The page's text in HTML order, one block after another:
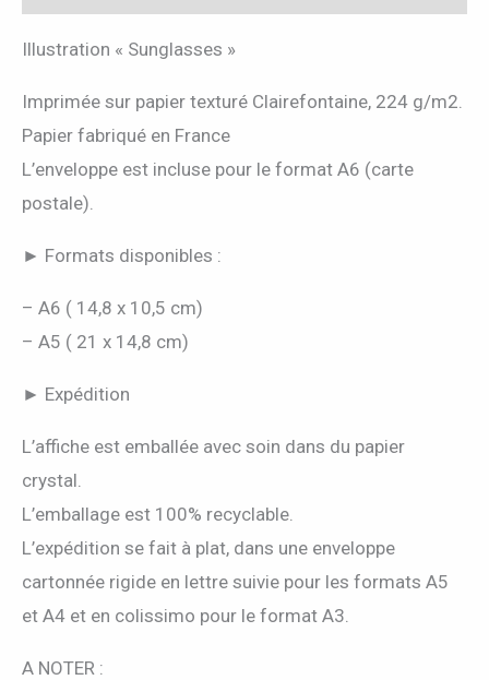
Illustration « Sunglasses »
Imprimée sur papier texturé Clairefontaine, 224 g/m2.
Papier fabriqué en France
L’enveloppe est incluse pour le format A6 (carte
postale).
► Formats disponibles :
– A6 ( 14,8 x 10,5 cm)
– A5 ( 21 x 14,8 cm)
► Expédition
L’affiche est emballée avec soin dans du papier
crystal.
L’emballage est 100% recyclable.
L’expédition se fait à plat, dans une enveloppe
cartonnée rigide en lettre suivie pour les formats A5
et A4 et en colissimo pour le format A3.
A NOTER :